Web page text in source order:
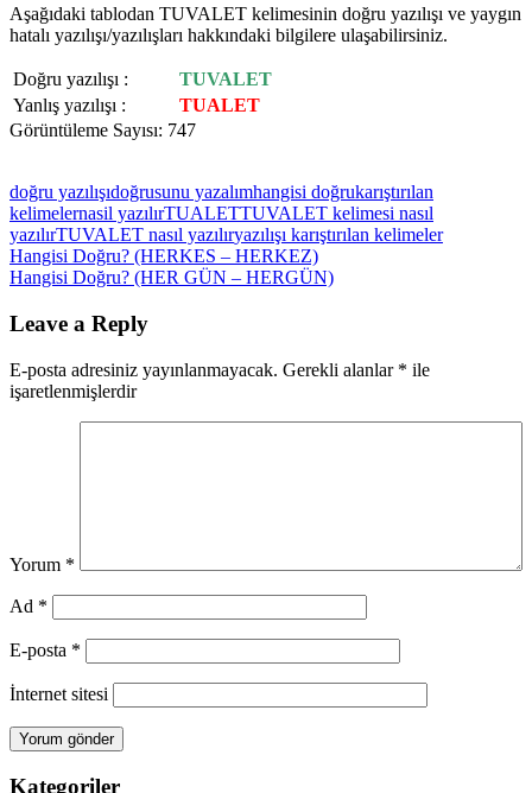
Aşağıdaki tablodan TUVALET kelimesinin doğru yazılışı ve yaygın
hatalı yazılışı/yazılışları hakkındaki bilgilere ulaşabilirsiniz.
Doğru yazılışı :
TUVALET
Yanlış yazılışı :
TUALET
Görüntüleme Sayısı: 747
doğru yazılışıdoğrusunu yazalımhangisi doğrukarıştırılan
kelimelernasil yazılırTUALETTUVALET kelimesi nasıl
yazılırTUVALET nasıl yazılıryazılışı karıştırılan kelimeler
Yazı
gezinmesi
Previous
Post:
Hangisi Doğru? (HERKES – HERKEZ)
Next
Hangisi Doğru? (HER GÜN – HERGÜN)
Leave a Reply
E-posta adresiniz yayınlanmayacak. Gerekli alanlar * ile
işaretlenmişlerdir
Yorum *
Ad *
E-posta *
İnternet sitesi
Kategoriler